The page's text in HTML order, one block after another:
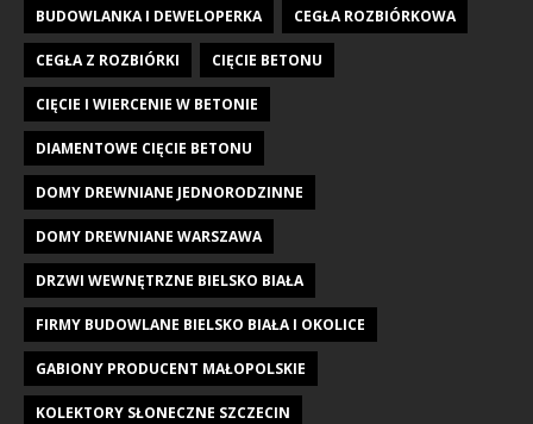
BUDOWLANKA I DEWELOPERKA CEGŁA ROZBIÓRKOWA
CEGŁA Z ROZBIÓRKI CIĘCIE BETONU
CIĘCIE I WIERCENIE W BETONIE
DIAMENTOWE CIĘCIE BETONU
DOMY DREWNIANE JEDNORODZINNE
DOMY DREWNIANE WARSZAWA
DRZWI WEWNĘTRZNE BIELSKO BIAŁA
FIRMY BUDOWLANE BIELSKO BIAŁA I OKOLICE
GABIONY PRODUCENT MAŁOPOLSKIE
KOLEKTORY SŁONECZNE SZCZECIN